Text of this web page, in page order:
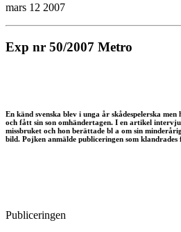
mars 12 2007
Exp nr 50/2007 Metro
En känd svenska blev i unga år skådespelerska
och fått sin son omhändertagen. I en artikel
missbruket och hon berättade bl a om sin
bild. Pojken anmälde publiceringen som
Publiceringen